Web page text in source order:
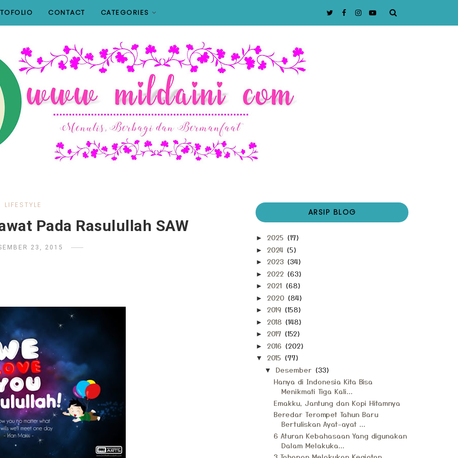
CONTACT CATEGORIES
LIFESTYLE
Pada Rasulullah SAW
23, 2015
ARSIP BLOG
► 2025 (17)
► 2024 (5)
► 2023 (34)
► 2022 (63)
► 2021 (68)
► 2020 (84)
► 2019 (158)
► 2018 (148)
► 2017 (152)
► 2016 (202)
▼ 2015 (77)
▼ Desember (33)
Hanya di Indonesia Kita Bisa
Menikmati Tiga Kali...
Emakku, Jantung dan Kopi Hitamnya
Beredar Terompet Tahun Baru
Bertuliskan Ayat-ayat ...
6 Aturan Kebahasaan Yang digunakan
Dalam Melakuka...